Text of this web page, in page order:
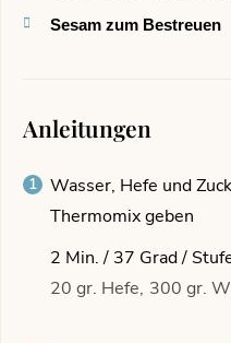
Sesam zum Bestreuen
Anleitungen
Wasser, Hefe und
Thermomix geben
2 Min. / 37 Grad /
20 gr. Hefe, 300 gr.